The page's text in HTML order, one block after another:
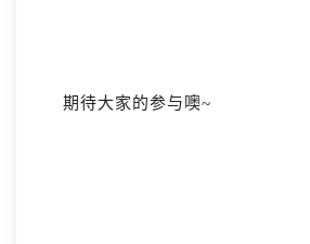
期待大家的参与噢~